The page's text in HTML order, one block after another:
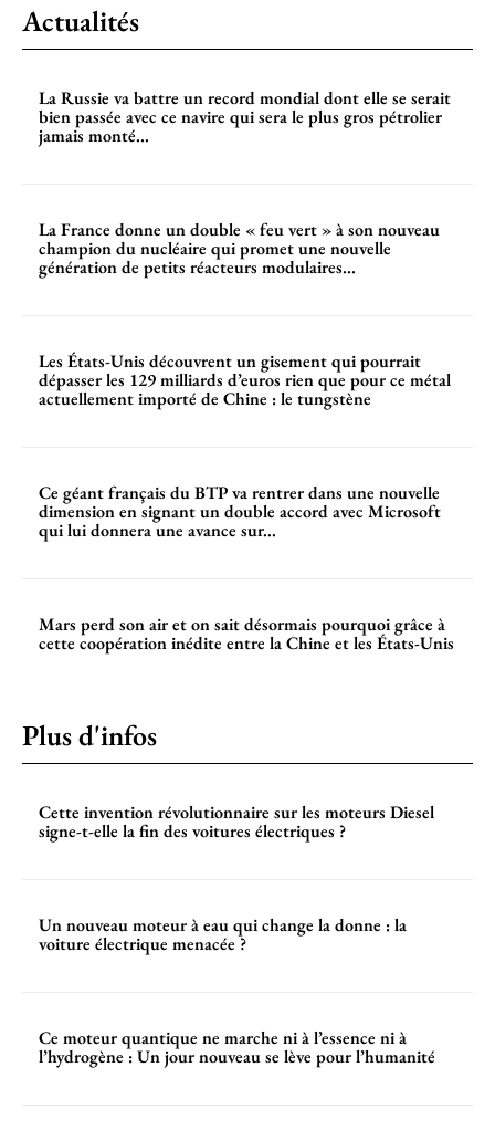
Actualités
La Russie va battre un record mondial dont elle se serait
bien passée avec ce navire qui sera le plus gros pétrolier
jamais monté...
La France donne un double « feu vert » à son nouveau
champion du nucléaire qui promet une nouvelle
génération de petits réacteurs modulaires...
Les États-Unis découvrent un gisement qui pourrait
dépasser les 129 milliards d’euros rien que pour ce métal
actuellement importé de Chine : le tungstène
Ce géant français du BTP va rentrer dans une nouvelle
dimension en signant un double accord avec Microsoft
qui lui donnera une avance sur...
Mars perd son air et on sait désormais pourquoi grâce à
cette coopération inédite entre la Chine et les États-Unis
Plus d'infos
Cette invention révolutionnaire sur les moteurs Diesel
signe-t-elle la fin des voitures électriques ?
Un nouveau moteur à eau qui change la donne : la
voiture électrique menacée ?
Ce moteur quantique ne marche ni à l’essence ni à
l’hydrogène : Un jour nouveau se lève pour l’humanité